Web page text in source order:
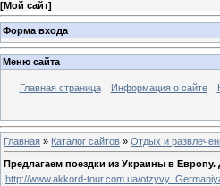
[Мой сайт]
Форма входа
Меню сайта
Главная страница Информация о сайте
Главная » Каталог сайтов » Отдых и
Предлагаем поездки из Украины в Европу.
http://www.akkord-tour.com.ua/